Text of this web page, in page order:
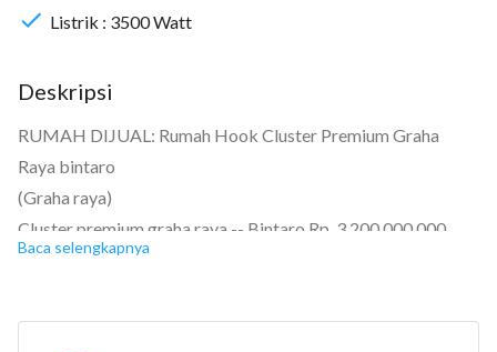
Listrik : 3500Watt
Deskripsi
RUMAH DIJUAL: Rumah Hook Cluster Premium Graha
Raya bintaro
(Graha raya)
Cluster premium graha raya -- Bintaro Rp. 3.200.000.000
Sertifikat Hak Milik
Kamar mandi: 2
Baca selengkapnya